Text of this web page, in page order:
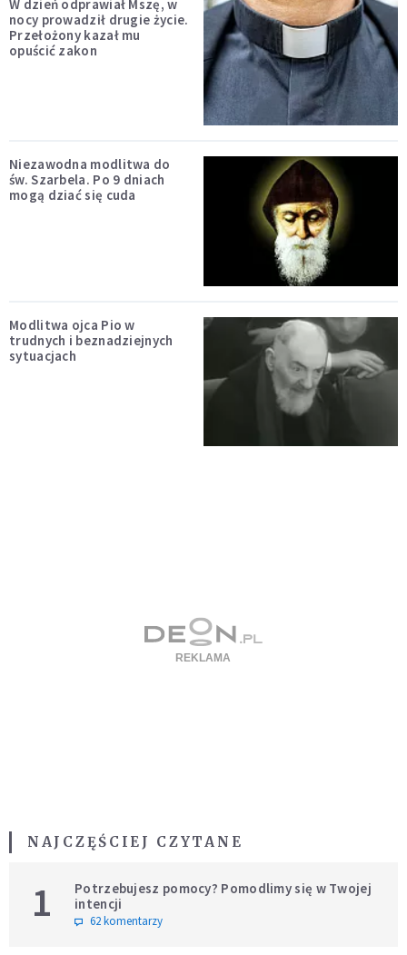
W dzień odprawiał Mszę, w
nocy prowadził drugie życie.
Przełożony kazał mu
opuścić zakon
Niezawodna modlitwa do
św. Szarbela. Po 9 dniach
mogą dziać się cuda
Modlitwa ojca Pio w
trudnych i beznadziejnych
sytuacjach
NAJCZĘŚCIEJ CZYTANE
1
Potrzebujesz pomocy? Pomodlimy się w Twojej
intencji
62 komentarzy